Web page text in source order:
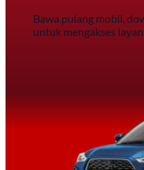
Bawa pulang mobil,
untuk mengakses